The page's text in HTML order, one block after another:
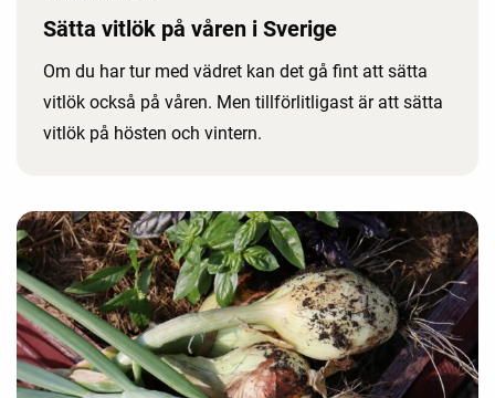
Sätta vitlök på våren i Sverige
Om du har tur med vädret kan det gå fint att sätta
vitlök också på våren. Men tillförlitligast är att sätta
vitlök på hösten och vintern.